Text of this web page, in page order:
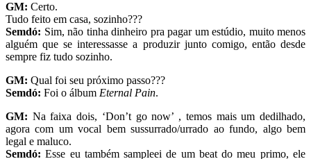
GM: Certo.
Tudo feito em casa, sozinho???
Semdó: Sim, não tinha dinheiro pra pagar um estúdio, muito menos
alguém que se interessasse a produzir junto comigo, então desde
sempre fiz tudo sozinho.
GM: Qual foi seu próximo passo???
Semdó: Foi o álbum Eternal Pain.
GM: Na faixa dois, ‘Don’t go now’ , temos mais um dedilhado,
agora com um vocal bem sussurrado/urrado ao fundo, algo bem
legal e maluco.
Semdó: Esse eu também sampleei de um beat do meu primo, ele